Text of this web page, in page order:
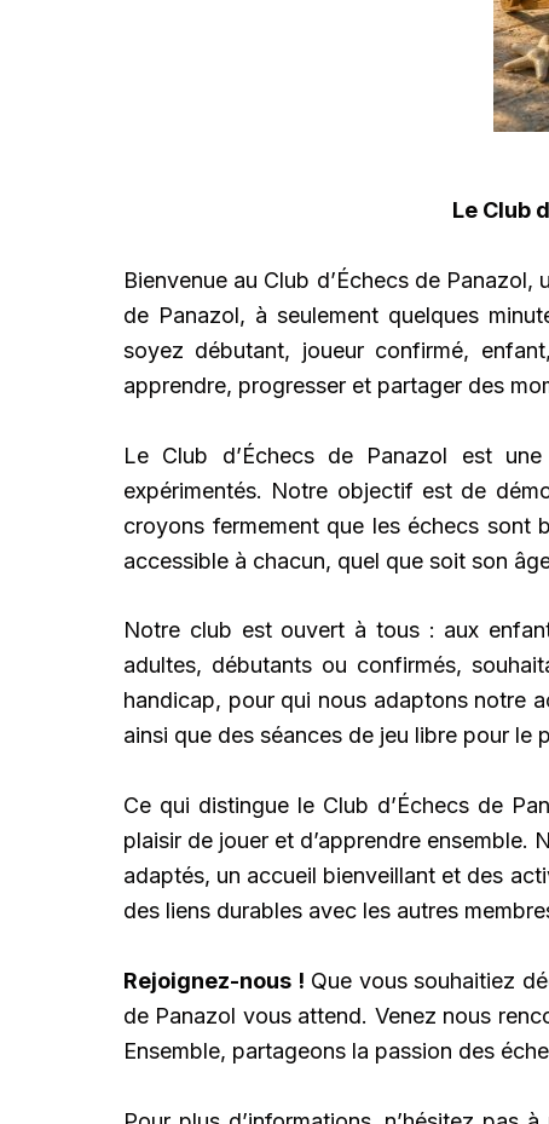
Le Club d’Échecs de
Bienvenue au Club d’Échecs de
de Panazol, à seulement quelques
soyez débutant, joueur confirmé,
apprendre, progresser et partager des
Le Club d’Échecs de Panazol est
expérimentés. Notre objectif est de
croyons fermement que les échecs sont
accessible à chacun, quel que soit son
Notre club est ouvert à tous : aux
adultes, débutants ou confirmés,
handicap, pour qui nous adaptons notre
ainsi que des séances de jeu libre pour le
Ce qui distingue le Club d’Échecs de
plaisir de jouer et d’apprendre ensemble.
adaptés, un accueil bienveillant et des
des liens durables avec les autres
Rejoignez-nous ! Que vous souhaitiez
de Panazol vous attend. Venez nous
Ensemble, partageons la passion des